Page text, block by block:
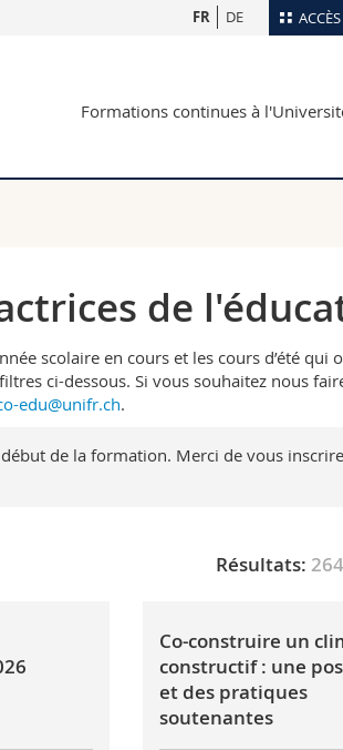
étudiants
Plan d'accès
Webmail
FR DE
Formations continues à
de
scolaire en cours et les cours d’été qui
ci-dessous. Si vous souhaitez nous
edu@unifr.ch.
de la formation. Merci de vous
Résultats:
Co-construire un
constructif : une
et des pratiques
soutenantes